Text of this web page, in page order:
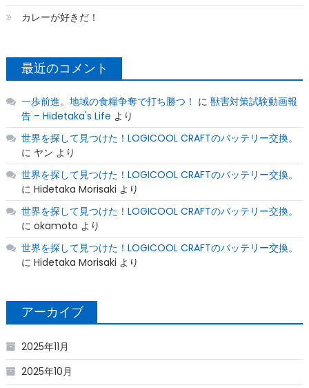
カレーが好きだ！
最近のコメント
一歩前進。地域の食糧争奪で打ち勝つ！ に 獣害対策試験動画報
告 – Hidetaka's Life より
世界を探して見つけた！LOGICOOL CRAFTのバッテリー交換。
に ヤン より
世界を探して見つけた！LOGICOOL CRAFTのバッテリー交換。
に Hidetaka Morisaki より
世界を探して見つけた！LOGICOOL CRAFTのバッテリー交換。
に okamoto より
世界を探して見つけた！LOGICOOL CRAFTのバッテリー交換。
に Hidetaka Morisaki より
アーカイブ
2025年11月
2025年10月